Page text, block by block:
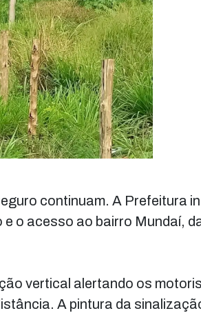
continuam. A Prefeitura
o acesso ao bairro Mundaí,
vertical alertando os
A pintura da